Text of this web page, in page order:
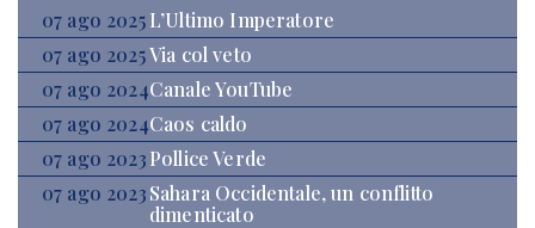
07 ago 2025 L’Ultimo Imperatore
07 ago 2025Via col veto
07 ago 2024Canale YouTube
07 ago 2024Caos caldo
07 ago 2023Pollice Verde
07 ago 2023Sahara Occidentale, un conflitto
dimenticato